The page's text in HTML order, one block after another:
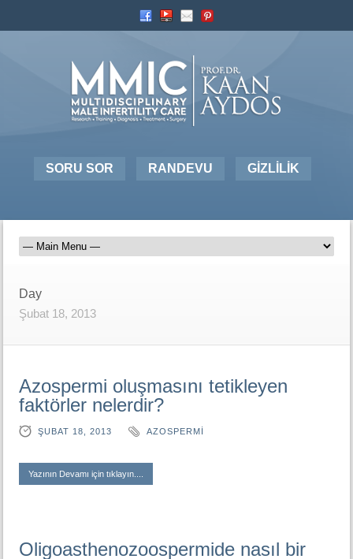
SORU SOR RANDEVU GİZLİLİK
Day
Şubat 18, 2013
Azospermi oluşmasını tetikleyen
faktörler nelerdir?
ŞUBAT 18, 2013 AZOSPERMI
Yazının Devamı için tıklayın....
Oligoasthenozoospermide nasıl bir